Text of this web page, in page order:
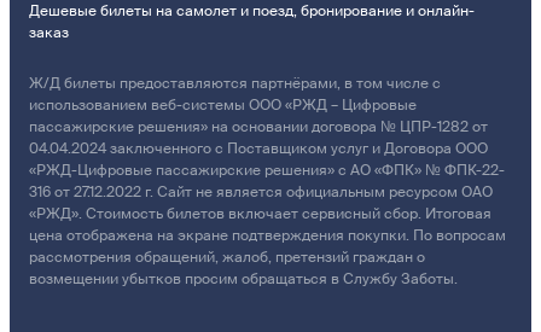
Дешевые билеты на самолет и поезд, бронирование и онлайн-
заказ
Ж/Д билеты предоставляются партнёрами, в том числе с
использованием веб-системы ООО «РЖД – Цифровые
пассажирские решения» на основании договора № ЦПР-1282 от
04.04.2024 заключенного с Поставщиком услуг и Договора ООО
«РЖД-Цифровые пассажирские решения» с АО «ФПК» № ФПК-22-
316 от 27.12.2022 г. Сайт не является официальным ресурсом ОАО
«РЖД». Стоимость билетов включает сервисный сбор. Итоговая
цена отображена на экране подтверждения покупки. По вопросам
рассмотрения обращений, жалоб, претензий граждан о
возмещении убытков просим обращаться в Службу Заботы.